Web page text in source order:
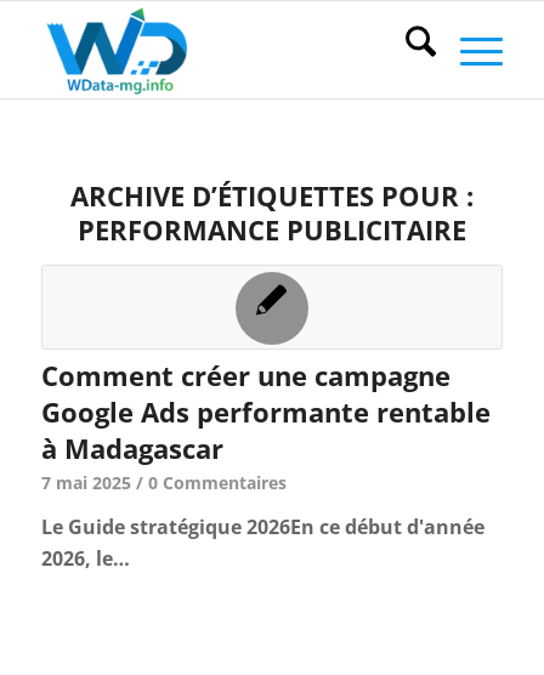
ARCHIVE D’ÉTIQUETTES POUR :
PERFORMANCE PUBLICITAIRE
Comment créer une campagne
Google Ads performante rentable
à Madagascar
7 mai 2025 / 0 Commentaires
Le Guide stratégique 2026En ce début d'année
2026, le…